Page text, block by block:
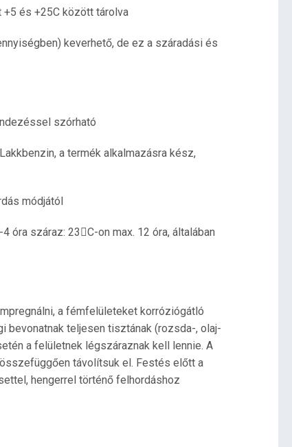
és +25C között tárolva
keverhető, de ez a száradási és
szórható
a termék alkalmazásra kész,
módjától
óra száraz: 23C-on max. 12 óra, általában
a fémfelületeket korróziógátló
bevonatnak teljesen tisztának (rozsda-, olaj-
a felületnek légszáraznak kell lennie. A
távolítsuk el. Festés előtt a
hengerrel történő felhordáshoz